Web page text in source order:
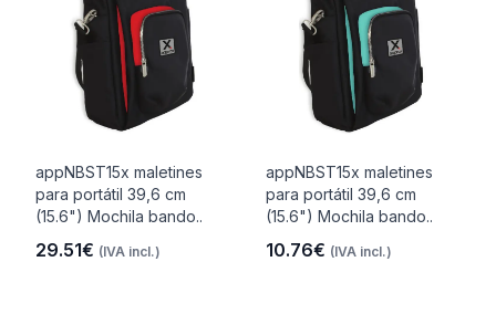
appNBST15x maletines
para portátil 39,6 cm
(15.6") Mochila bando..
29.51€ (IVA incl.)
appNBST15x maletines
para portátil 39,6 cm
(15.6") Mochila bando..
10.76€ (IVA incl.)